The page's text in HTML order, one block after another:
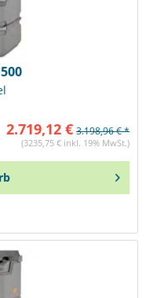
2.719,12 € 3.198,96 € *
(3235,75 € inkl. 19% MwSt.)